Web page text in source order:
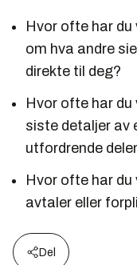
Hvor ofte har du
om hva andre
direkte til deg?
Hvor ofte har
siste detaljer av
utfordrende
Hvor ofte har du
avtaler eller
Del